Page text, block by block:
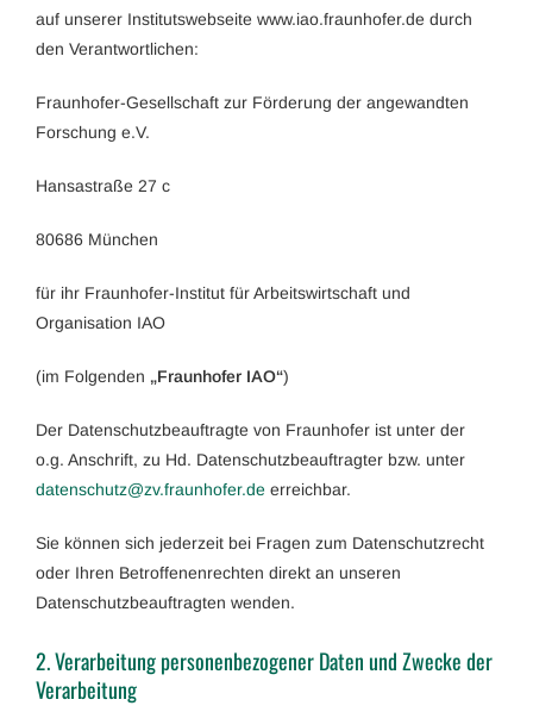
auf unserer Institutswebseite www.iao.fraunhofer.de durch
den Verantwortlichen:
Fraunhofer-Gesellschaft zur Förderung der angewandten
Forschung e.V.
Hansastraße 27 c
80686 München
für ihr Fraunhofer-Institut für Arbeitswirtschaft und
Organisation IAO
(im Folgenden „Fraunhofer IAO“)
Der Datenschutzbeauftragte von Fraunhofer ist unter der
o.g. Anschrift, zu Hd. Datenschutzbeauftragter bzw. unter
ed.re
fohnu
arf.v
z@ztu
hcsne
tad erreichbar.
Sie können sich jederzeit bei Fragen zum Datenschutzrecht
oder Ihren Betroffenenrechten direkt an unseren
Datenschutzbeauftragten wenden.
2. Verarbeitung personenbezogener Daten und Zwecke der
Verarbeitung